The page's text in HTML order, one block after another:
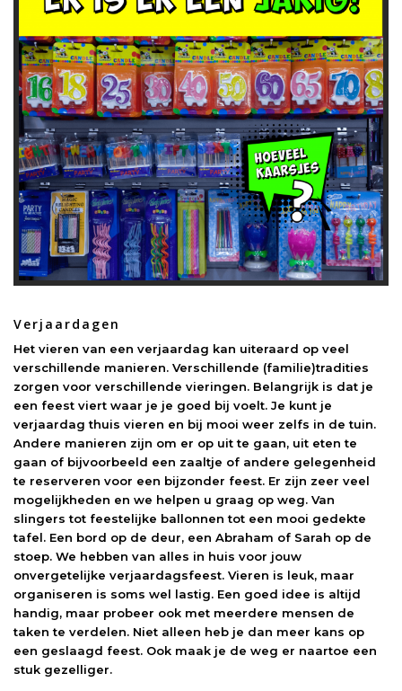
Verjaardagen
Het vieren van een verjaardag kan uiteraard op veel
verschillende manieren. Verschillende (familie)tradities
zorgen voor verschillende vieringen. Belangrijk is dat je
een feest viert waar je je goed bij voelt. Je kunt je
verjaardag thuis vieren en bij mooi weer zelfs in de tuin.
Andere manieren zijn om er op uit te gaan, uit eten te
gaan of bijvoorbeeld een zaaltje of andere gelegenheid
te reserveren voor een bijzonder feest. Er zijn zeer veel
mogelijkheden en we helpen u graag op weg. Van
slingers tot feestelijke ballonnen tot een mooi gedekte
tafel. Een bord op de deur, een Abraham of Sarah op de
stoep. We hebben van alles in huis voor jouw
onvergetelijke verjaardagsfeest. Vieren is leuk, maar
organiseren is soms wel lastig. Een goed idee is altijd
handig, maar probeer ook met meerdere mensen de
taken te verdelen. Niet alleen heb je dan meer kans op
een geslaagd feest. Ook maak je de weg er naartoe een
stuk gezelliger.